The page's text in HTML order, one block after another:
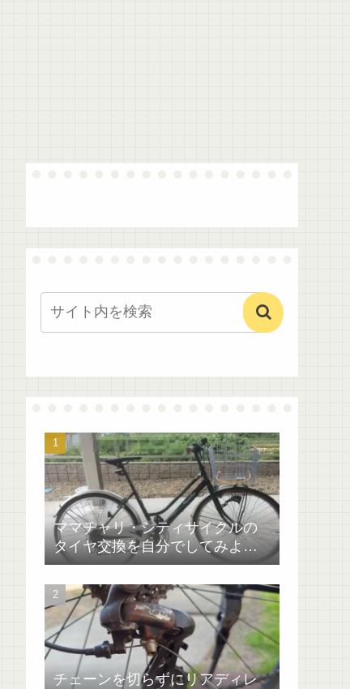
ママチャリ・シティサイクルの
タイヤ交換を自分でしてみよ
う！マイパラス
チェーンを切らずにリアディレ